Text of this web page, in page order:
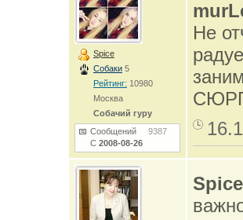
Spice
Собаки 5
Рейтинг: 10980
Москва
Собачий гуру
Сообщений 9387
С 2008-08-26
Не
Spice